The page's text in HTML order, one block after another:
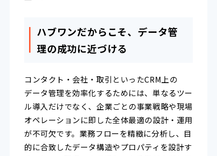
ハブワンだからこそ、データ管
理の成功に近づける
コンタクト・会社・取引といったCRM上の
データ管理を効率化するためには、単なるツー
ル導入だけでなく、企業ごとの事業戦略や現場
オペレーションに即した全体最適の設計・運用
が不可欠です。業務フローを精緻に分析し、目
的に合致したデータ構造やプロパティを設計す